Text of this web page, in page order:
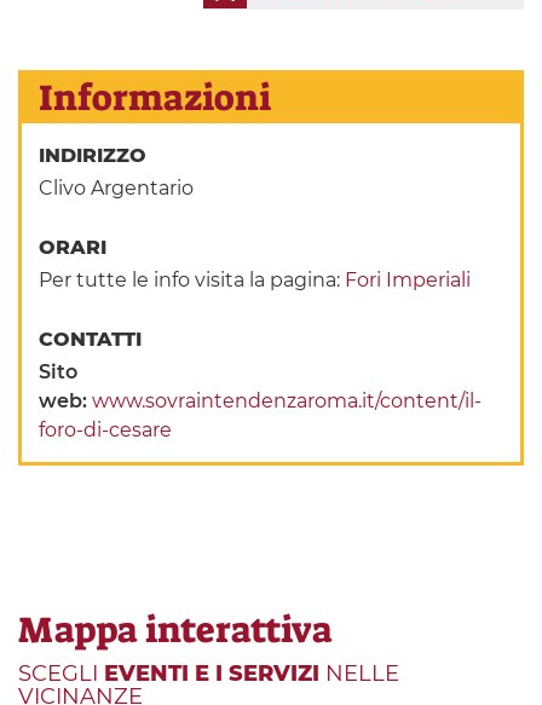
Informazioni
INDIRIZZO
Clivo Argentario
ORARI
Per tutte le info visita la pagina: Fori Imperiali
CONTATTI
Sito
web:www.sovraintendenzaroma.it/content/il-
foro-di-cesare
Mappa interattiva
SCEGLI EVENTI E I SERVIZI NELLE
VICINANZE